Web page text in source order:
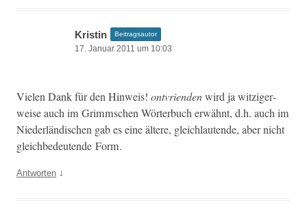
Kristin Beitragsautor
17. Januar 2011 um 10:03
Vie­len Dank für den Hin­weis! ontvrien­denwird ja witziger­
weise auch im Grimm­schen Wörter­buch erwäh­nt, d.h. auch im
Nieder­ländis­chen gab es eine ältere, gle­ich­lau­t­ende, aber nicht
gle­ichbe­deu­tende Form.
Antworten ↓